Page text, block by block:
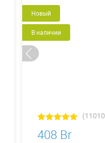
Новый
В наличии
408 Br